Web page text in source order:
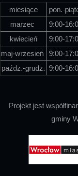
miesiące pon.-
marzec
9:00-
kwiecień
9:00-
maj-wrzesień
9:00-
paźdz.-grudz. 9:00-
Projekt jest
gminy